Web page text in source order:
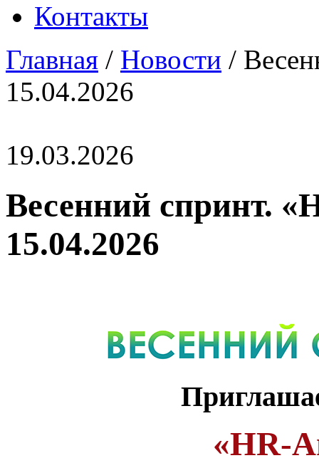
Контакты
Главная / Новости /
15.04.2026
19.03.2026
Весенний спринт.
15.04.2026
«HR-